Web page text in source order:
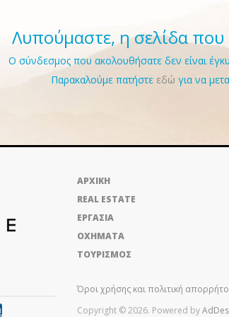
Λυπούμαστε, η σελίδα που
Ο σύνδεσμος που ακολουθήσατε δεν είναι
Παρακαλούμε πατήστε εδώ για να
ΑΡΧΙΚΗ
REAL ESTATE
ΕΡΓΑΣΙΑ
ΟΧΗΜΑΤΑ
ΤΟΥΡΙΣΜΟΣ
Όροι χρήσης και πολιτική
Copyright © 2026. Powered by